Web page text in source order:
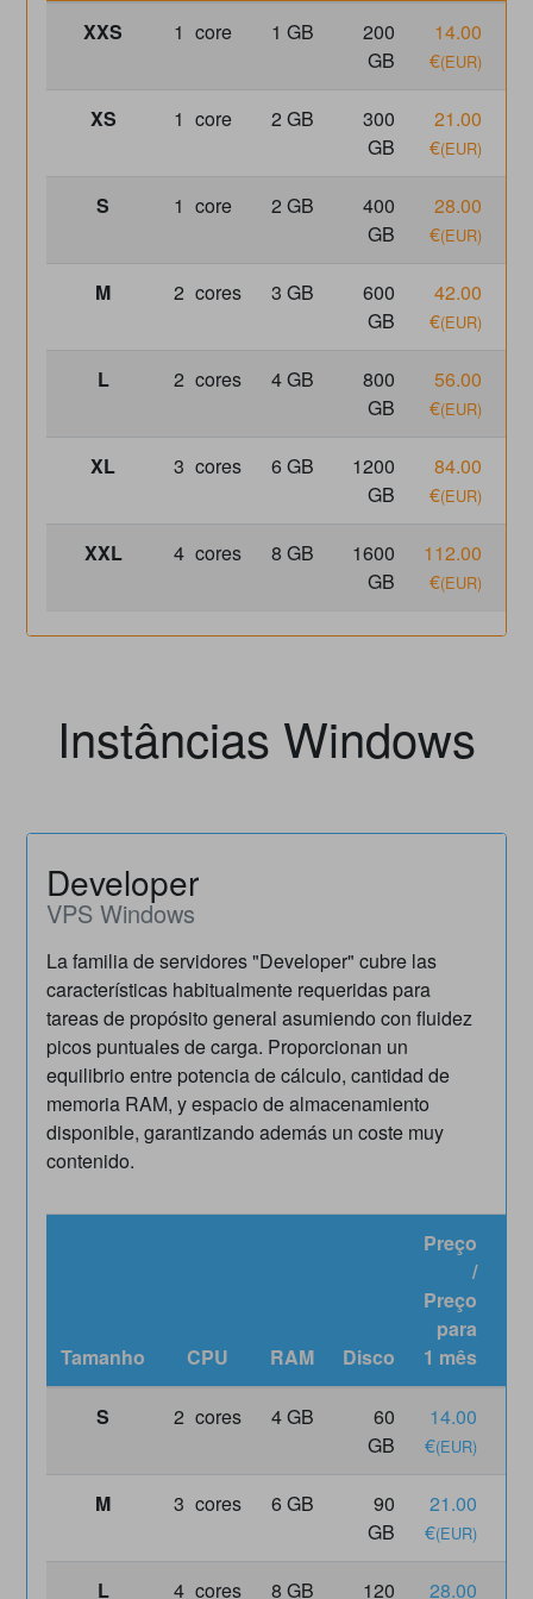
XXS 1 core 1 GB
200
GB
14.00
€(EUR)
XS 1 core 2 GB
300
GB
21.00
€(EUR)
S 1 core 2 GB
400
GB
28.00
€(EUR)
M 2 cores 3 GB
600
GB
42.00
€(EUR)
L 2 cores 4 GB
800
GB
56.00
€(EUR)
XL 3 cores 6 GB
1200
GB
84.00
€(EUR)
XXL 4 cores 8 GB
1600
GB
112.00
€(EUR)
Instâncias Windows
Developer
VPS Windows
La familia de servidores "Developer" cubre las
características habitualmente requeridas para
tareas de propósito general asumiendo con fluidez
picos puntuales de carga. Proporcionan un
equilibrio entre potencia de cálculo, cantidad de
memoria RAM, y espacio de almacenamiento
disponible, garantizando además un coste muy
contenido.
Tamanho CPU RAM Disco
Preço
/
Preço
para
1 mês
S 2 cores 4 GB
60
GB
14.00
€(EUR)
M 3 cores 6 GB
90
GB
21.00
€(EUR)
L 4 cores 8 GB 120 28.00